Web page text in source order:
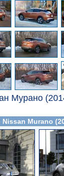
Мурано
Murano